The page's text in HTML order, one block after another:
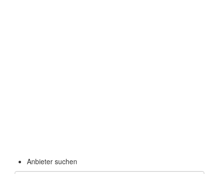
Navigation
verbergen
Navigation
verbergen
Anbieter suchen